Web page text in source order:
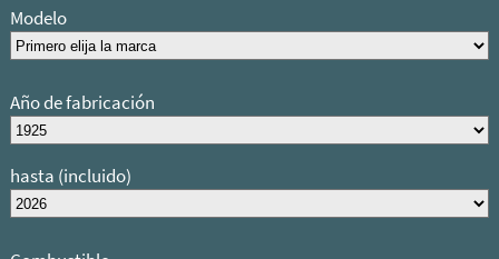
Modelo
Año de fabricación
hasta (incluido)